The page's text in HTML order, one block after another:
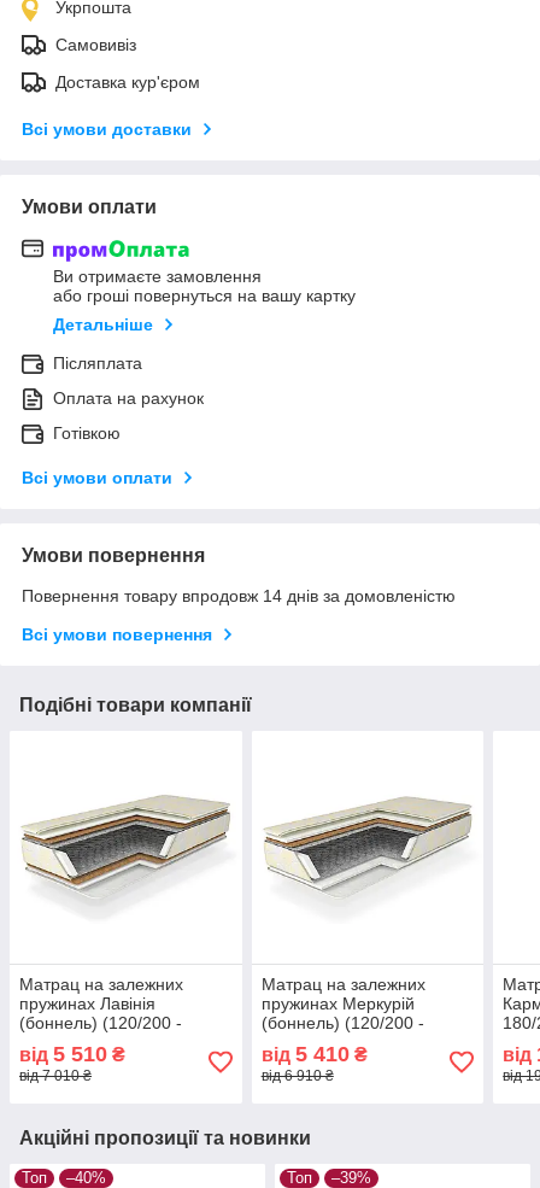
Укрпошта
Самовивіз
Доставка кур'єром
Всі умови доставки
Умови оплати
Ви отримаєте замовлення
або гроші повернуться на вашу картку
Детальніше
Післяплата
Оплата на рахунок
Готівкою
Всі умови оплати
Умови повернення
Повернення товару впродовж 14 днів за домовленістю
Всі умови повернення
Подібні товари компанії
Матрац на залежних
пружинах Лавінія
(боннель) (120/200 -
від 5 510 ₴
від 7 010 ₴
Матрац на залежних
пружинах Меркурій
(боннель) (120/200 -
від 5 410₴
від 6 910 ₴
180/
від
від
Акційні пропозиції та новинки
Топ –40% Топ –39%